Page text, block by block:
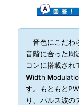
音色にこだわ
音階に合った周
コンに搭載され
Width M
す。もともと
り、パルス波